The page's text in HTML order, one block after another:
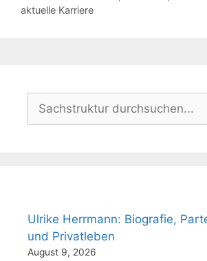
aktuelle Karriere
Suchen
Ulrike Herrmann: Biografie,
und Privatleben
August 9, 2026